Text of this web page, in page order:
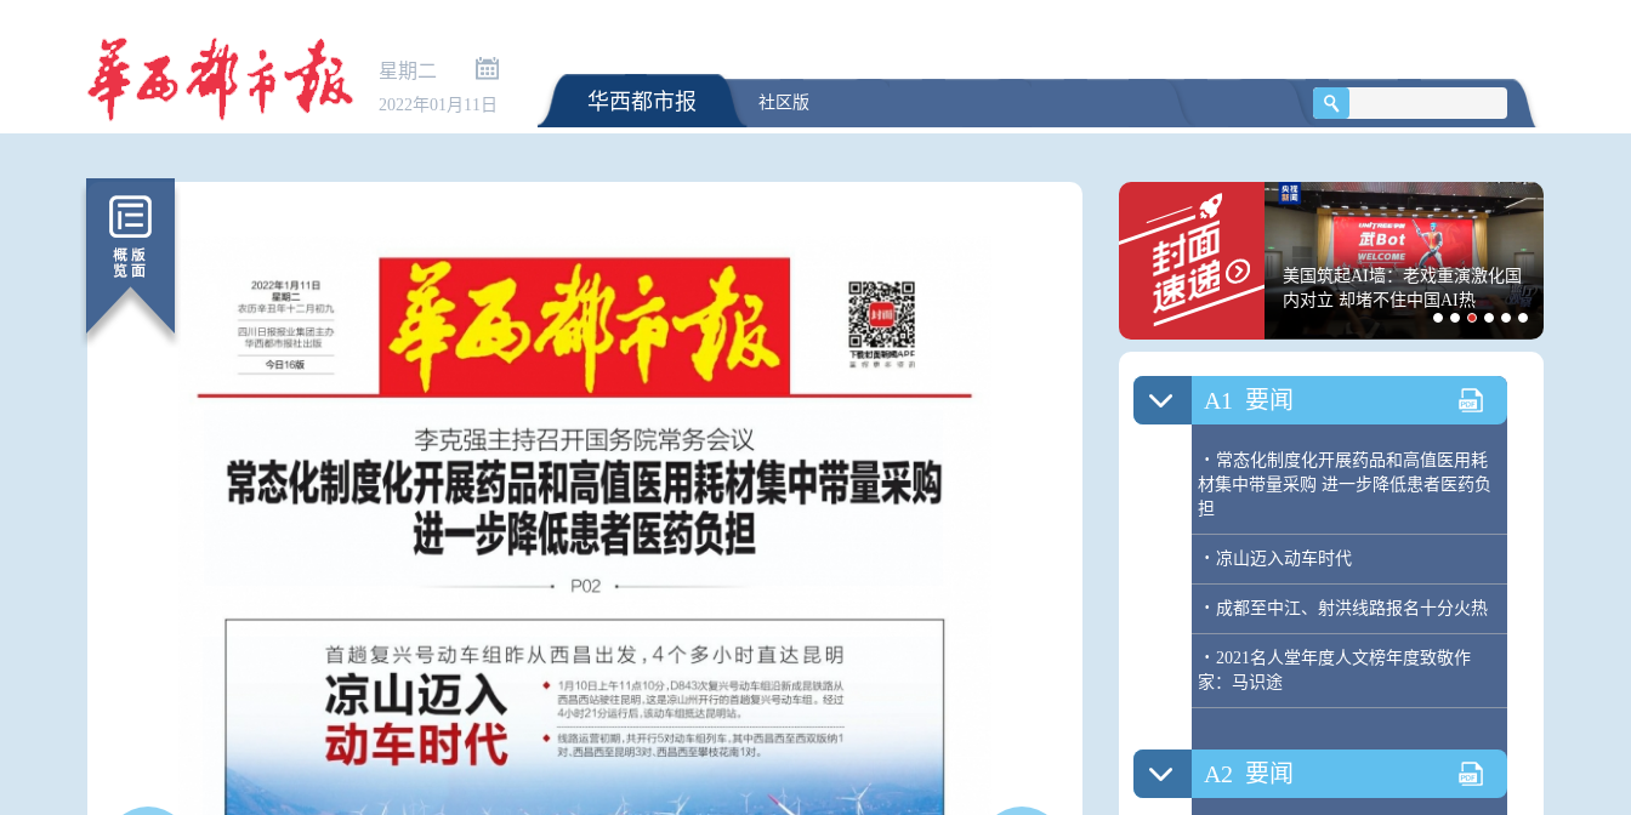
星期二
2022年01月11日 华西都市报 社区版
这些火箭，为何要选在海上发
射？
上半年国内居民出游人次34.63亿
出游总花费3.21万亿元
一张球票撬动全城消费 赛事经济
如何将“流量”变“增量”
美国筑起AI墙：老戏重演激化国
内对立 却堵不住中国AI热
A1 要闻
· 常态化制度化开展药品和高值医用耗
材集中带量采购 进一步降低患者医药负
担
· 凉山迈入动车时代
· 成都至中江、射洪线路报名十分火热
· 2021名人堂年度人文榜年度致敬作
家：马识途
A2 要闻